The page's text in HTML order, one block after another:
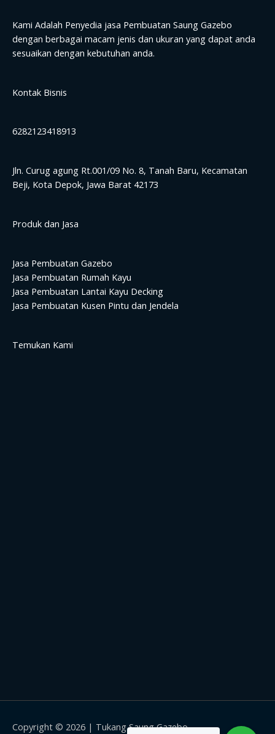
Kami Adalah Penyedia jasa Pembuatan Saung Gazebo
dengan berbagai macam jenis dan ukuran yang dapat anda
sesuaikan dengan kebutuhan anda.
Kontak Bisnis
6282123418913
Jln. Curug agung Rt.001/09 No. 8, Tanah Baru, Kecamatan
Beji, Kota Depok, Jawa Barat 42173
Produk dan Jasa
Jasa Pembuatan Gazebo
Jasa Pembuatan Rumah Kayu
Jasa Pembuatan Lantai Kayu Decking
Jasa Pembuatan Kusen Pintu dan Jendela
Temukan Kami
Copyright © 2026 | Tukang Saung Gazebo